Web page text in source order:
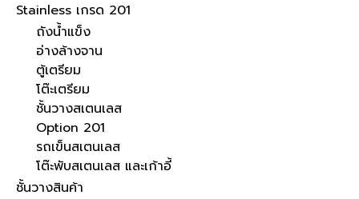
Stainless เกรด 201
ถังน้ำแข็ง
อ่างล้างจาน
ตู้เตรียม
โต๊ะเตรียม
ชั้นวางสเตนเลส
Option 201
รถเข็นสเตนเลส
โต๊ะพับสเตนเลส และเก้าอี้
ชั้นวางสินค้า